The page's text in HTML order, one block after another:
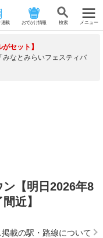
連載 おでかけ情報 検 索 メニュー
セット】
なとみらいフェスティバ
【明日2026年8
近】
載の駅・路線について